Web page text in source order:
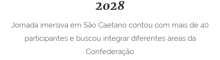
2028
Jornada imersiva em São Caetano contou com mais de 40
participantes e buscou integrar diferentes áreas da
Confederação